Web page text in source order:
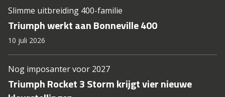
Slimme uitbreiding 400-familie
Triumph werkt aan Bonneville 400
10 juli 2026
Nog imposanter voor 2027
Triumph Rocket 3 Storm krijgt vier nieuwe